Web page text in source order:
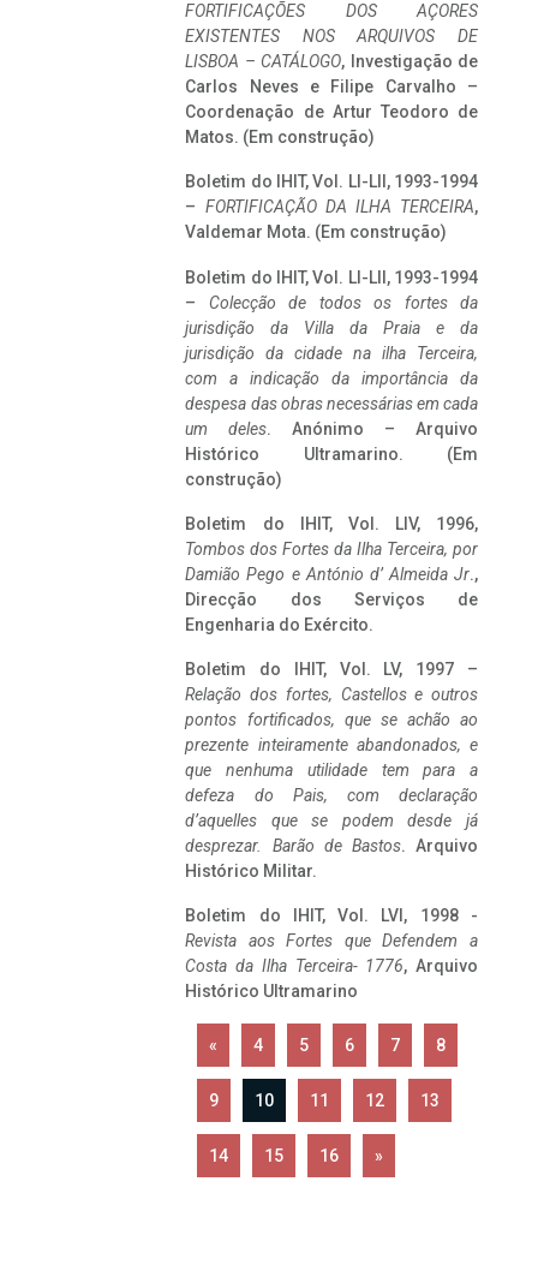
FORTIFICAÇÕES DOS AÇORES
EXISTENTES NOS ARQUIVOS DE
LISBOA – CATÁLOGO, Investigação de
Carlos Neves e Filipe Carvalho –
Coordenação de Artur Teodoro de
Matos. (Em construção)
Boletim do IHIT, Vol. LI-LII, 1993-1994
– FORTIFICAÇÃO DA ILHA TERCEIRA,
Valdemar Mota. (Em construção)
Boletim do IHIT, Vol. LI-LII, 1993-1994
– Colecção de todos os fortes da
jurisdição da Villa da Praia e da
jurisdição da cidade na ilha Terceira,
com a indicação da importância da
despesa das obras necessárias em cada
um deles. Anónimo – Arquivo
Histórico Ultramarino. (Em
construção)
Boletim do IHIT, Vol. LIV, 1996,
Tombos dos Fortes da Ilha Terceira, por
Damião Pego e António d’ Almeida Jr.,
Direcção dos Serviços de
Engenharia do Exército.
Boletim do IHIT, Vol. LV, 1997 –
Relação dos fortes, Castellos e outros
pontos fortificados, que se achão ao
prezente inteiramente abandonados, e
que nenhuma utilidade tem para a
defeza do Pais, com declaração
d’aquelles que se podem desde já
desprezar. Barão de Bastos. Arquivo
Histórico Militar.
Boletim do IHIT, Vol. LVI, 1998 -
Revista aos Fortes que Defendem a
Costa da Ilha Terceira- 1776, Arquivo
Histórico Ultramarino
« 4 5 6 7 8
9 10 11 12 13
14 15 16 »